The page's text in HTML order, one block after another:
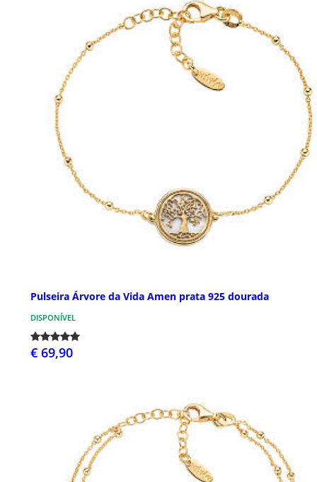
Pulseira Árvore da Vida Amen prata 925 dourada
DISPONÍVEL
€ 69,90